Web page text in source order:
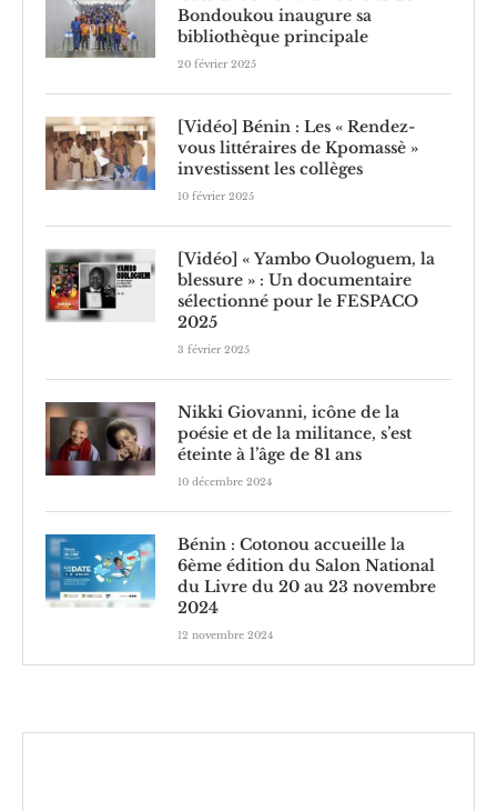
Bondoukou inaugure sa
bibliothèque principale
20 février 2025
[Vidéo] Bénin : Les « Rendez-
vous littéraires de Kpomassè »
investissent les collèges
10 février 2025
[Vidéo] « Yambo Ouologuem, la
blessure » : Un documentaire
sélectionné pour le FESPACO
2025
3 février 2025
Nikki Giovanni, icône de la
poésie et de la militance, s’est
éteinte à l’âge de 81 ans
10 décembre 2024
Bénin : Cotonou accueille la
6ème édition du Salon National
du Livre du 20 au 23 novembre
2024
12 novembre 2024